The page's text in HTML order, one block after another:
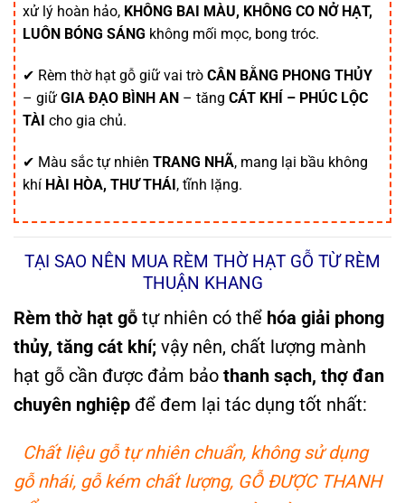
xử lý hoàn hảo, KHÔNG BAI MÀU, KHÔNG CO NỞ HẠT,
LUÔN BÓNG SÁNG không mối mọc, bong tróc.
✔ Rèm thờ hạt gỗ giữ vai trò CÂN BẰNG PHONG THỦY
– giữ GIA ĐẠO BÌNH AN – tăng CÁT KHÍ – PHÚC LỘC
TÀI cho gia chủ.
✔ Màu sắc tự nhiên TRANG NHÃ, mang lại bầu không
khí HÀI HÒA, THƯ THÁI, tĩnh lặng.
TẠI SAO NÊN MUA RÈM THỜ HẠT GỖ TỪ RÈM
THUẬN KHANG
Rèm thờ hạt gỗ tự nhiên có thể hóa giải phong
thủy, tăng cát khí; vậy nên, chất lượng mành
hạt gỗ cần được đảm bảo thanh sạch, thợ đan
chuyên nghiệp để đem lại tác dụng tốt nhất:
Chất liệu gỗ tự nhiên chuẩn, không sử dụng
gỗ nhái, gỗ kém chất lượng, GỖ ĐƯỢC THANH